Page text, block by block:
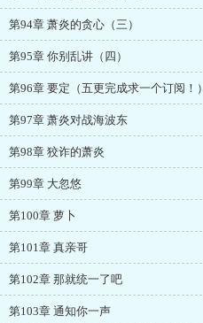
第94章 萧炎的贪心（三）
第95章 你别乱讲（四）
第96章 要定（五更完成求一个订阅！）
第97章 萧炎对战海波东
第98章 狡诈的萧炎
第99章 大忽悠
第100章 萝卜
第101章 真亲哥
第102章 那就统一了吧
第103章 通知你一声